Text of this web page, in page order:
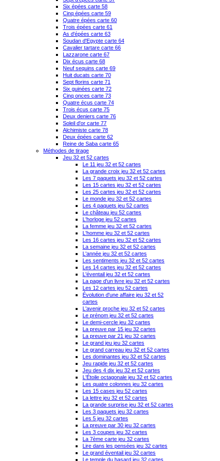
Six épées carte 58
Cinq épées carte 59
Quatre épées carte 60
Trois épées carte 61
As d'épées carte 63
Soudan d'Egypte carte 64
Cavalier tartare carte 66
Lazzarone carte 67
Dix écus carte 68
Neuf sequins carte 69
Huit ducats carte 70
Sept florins carte 71
Six guinées carte 72
Cinq onces carte 73
Quatre écus carte 74
Trois écus carte 75
Deux deniers carte 76
Soleil d'or carte 77
Alchimiste carte 78
Deux épées carte 62
Reine de Saba carte 65
Méthodes de tirage
Jeu 32 et 52 cartes
Le 11 jeu 32 et 52 cartes
La grande croix jeu 32 et 52 cartes
Les 7 paquets jeu 32 et 52 cartes
Les 15 cartes jeu 32 et 52 cartes
Les 25 cartes jeu 32 et 52 cartes
Le monde jeu 32 et 52 cartes
Les 4 paquets jeu 52 cartes
Le château jeu 52 cartes
L'horloge jeu 52 cartes
La femme jeu 32 et 52 cartes
L'homme jeu 32 et 52 cartes
Les 16 cartes jeu 32 et 52 cartes
La semaine jeu 32 et 52 cartes
L'année jeu 32 et 52 cartes
Les sentiments jeu 32 et 52 cartes
Les 14 cartes jeu 32 et 52 cartes
L'éventail jeu 32 et 52 cartes
La page d'un livre jeu 32 et 52 cartes
Les 12 cartes jeu 52 cartes
Évolution d'une affaire jeu 32 et 52
cartes
L'avenir proche jeu 32 et 52 cartes
Le prénom jeu 32 et 52 cartes
Le demi-cercle jeu 32 cartes
La preuve par 15 jeu 32 cartes
La preuve par 21 jeu 32 cartes
Le grand jeu jeu 32 cartes
Le grand carreau jeu 32 et 52 cartes
Les dominantes jeu 32 et 52 cartes
Jeu rapide jeu 32 et 52 cartes
Jeu des 4 dix jeu 32 et 52 cartes
L'Étoile octagonale jeu 32 et 52 cartes
Les quatre colonnes jeu 32 cartes
Les 15 cases jeu 52 cartes
La lettre jeu 32 et 52 cartes
La grande surprise jeu 32 et 52 cartes
Les 3 paquets jeu 32 cartes
Les 5 jeu 32 cartes
La preuve par 30 jeu 32 cartes
Les 3 coupes jeu 32 cartes
La 7ème carte jeu 32 cartes
Lire dans les pensées jeu 32 cartes
Le grand éventail jeu 32 cartes
Le temple du hasard jeu 32 cartes